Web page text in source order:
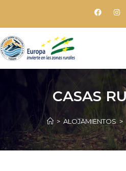
CASAS
> ALOJAMIENTOS >